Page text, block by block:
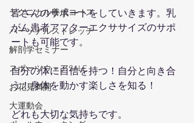
テクニカル養成コース
パーソナルストレッチ
解剖学セミナー
スポーツウェアSALE
お花見満開
大運動会
皆さんのサポートをしていきます。乳
がん患者アフターエクササイズのサポ
ートも可能です。
自分の体に自信を持つ！自分と向き合
う！身体を動かす楽しさを知る！
どれも大切な気持ちです。